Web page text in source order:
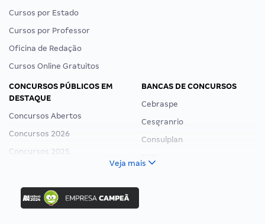
Cursos por Estado
Cursos por Professor
Oficina de Redação
Cursos Online Gratuitos
CONCURSOS PÚBLICOS EM
DESTAQUE
Concursos Abertos
Concursos 2026
Concursos 2025
Concurso Nacional Unificado
Concurso Ibama
Concurso MPU
BANCAS DE CONCURSOS
Cebraspe
Cesgranrio
Consulplan
Veja mais